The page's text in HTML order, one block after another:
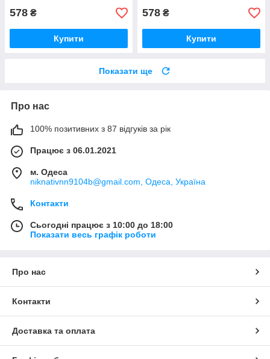
578 ₴
Купити
578 ₴
Купити
Показати ще
Про нас
100% позитивних з 87 відгуків за рік
Працює з 06.01.2021
м. Одеса
niknativnn9104b@gmail.com, Одеса, Україна
Контакти
Сьогодні працює з 10:00 до 18:00
Показати весь графік роботи
Про нас
Контакти
Доставка та оплата